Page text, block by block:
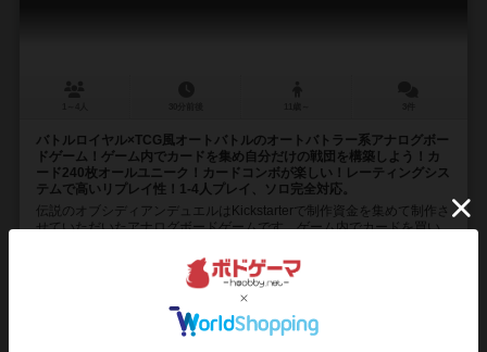
バトルロイヤル×TCG風オートバトルのオートバトラー系アナログボー
ドゲーム！ゲーム内でカードを集め自分だけの戦団を構築しよう！カ
ード240枚オールユニーク！カードコンボが楽しい！レーティングシス
テムで高いリプレイ性！1-4人プレイ、ソロ完全対応。
伝説のオブシディアンデュエルはKickstarterで制作資金を集めて制作さ
せていただいたアナログボードゲームです。ゲーム内でカードを買い
3